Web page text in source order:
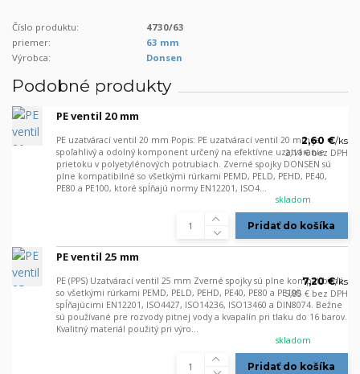
Číslo produktu:
4730/63
priemer:
63 mm
Výrobca:
Donsen
Podobné produkty
PE ventil 20 mm
PE uzatvárací ventil 20 mm Popis: PE uzatvárací ventil 20 mm je
spoľahlivý a odolný komponent určený na efektívne uzatváranie
prietoku v polyetylénových potrubiach. Zverné spojky DONSEN sú
plne kompatibilné so všetkými rúrkami PEMD, PELD, PEHD, PE40,
PE80 a PE100, ktoré spĺňajú normy EN12201, ISO4...
2,60 €/ks
2,11 €bez DPH
skladom
Pridať do košíka
PE ventil 25 mm
PE (PPS) Uzatvárací ventil 25 mm Zverné spojky sú plne kompatibilné
so všetkými rúrkami PEMD, PELD, PEHD, PE40, PE80 a PE100
spĺňajúcimi EN12201, ISO4427, ISO14236, ISO13460 a DIN8074. Bežne
sú používané pre rozvody pitnej vody a kvapalín pri tlaku do 16 barov.
Kvalitný materiál použitý pri výro...
7,20 €/ks
5,85 € bez DPH
skladom
Pridať do košíka